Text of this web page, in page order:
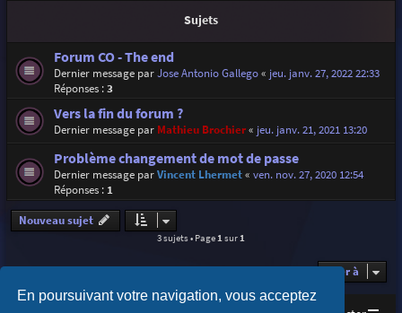
En poursuivant votre navigation, vous acceptez
Sujets
Forum CO - The end
Dernier message parJose Antonio Gallego« jeu. janv. 27, 2022 22:33
Réponses :3
Vers la fin du forum ?
Dernier message par Mathieu Brochier« jeu. janv. 21, 2021 13:20
Problème changement de mot de passe
Dernier message parVincent Lhermet« ven. nov. 27, 2020 12:54
Réponses : 1
Nouveau sujet
3 sujets • Page1sur1
Aller à